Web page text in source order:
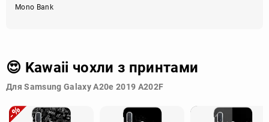
Mono Bank
😍 Kawaii чохли з принтами
Для Samsung Galaxy A20e 2019 A202F